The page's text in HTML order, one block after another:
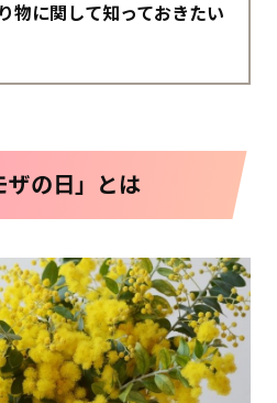
物に関して知っておきたい
ザの日」とは